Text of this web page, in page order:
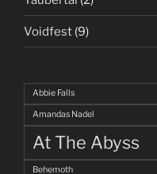
Voidfest (9)
Abbie Falls
Amandas Nadel
At The Abyss
Behemoth